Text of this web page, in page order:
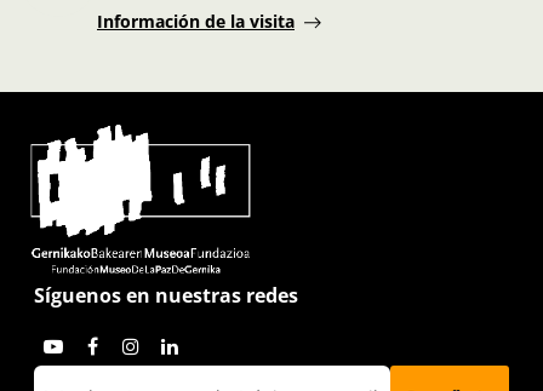
Información de la visita
Síguenos en nuestras redes